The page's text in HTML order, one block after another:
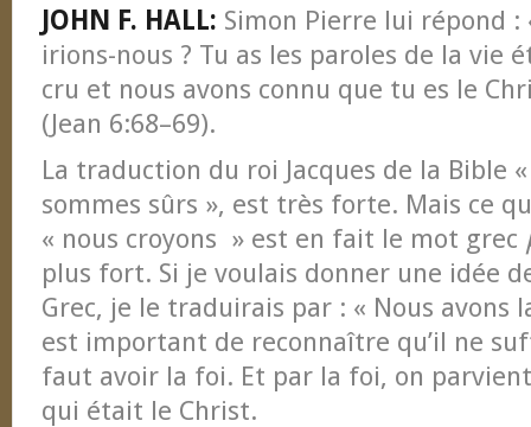
JOHN F. HALL: Simon Pierre lui répond :
irions-nous ? Tu as les paroles de la vie
cru et nous avons connu que tu es le
(Jean 6:68–69).
La traduction du roi Jacques de la Bible
sommes sûrs », est très forte. Mais ce
« nous croyons » est en fait le mot grec
plus fort. Si je voulais donner une idée
Grec, je le traduirais par : « Nous avons
est important de reconnaître qu’il ne
faut avoir la foi. Et par la foi, on
qui était le Christ.